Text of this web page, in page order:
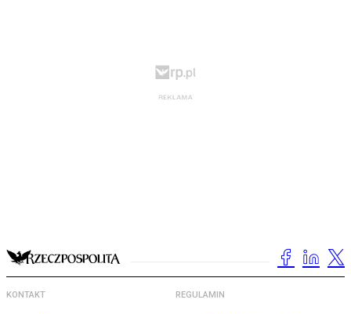
KONTAKT REGULAMIN